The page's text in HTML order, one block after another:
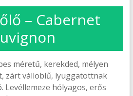
– Cabernet
méretű, kerekded, mélyen
zárt vállöblű, lyuggatottnak
Levéllemeze hólyagos, erős